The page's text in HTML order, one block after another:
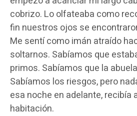
cobrizo. Lo olfateaba como
fin nuestros ojos se
Me sentí como imán atraído
soltarnos. Sabíamos que
primos. Sabíamos que la
Sabíamos los riesgos, pero
esa noche en adelante, recibía
habitación.